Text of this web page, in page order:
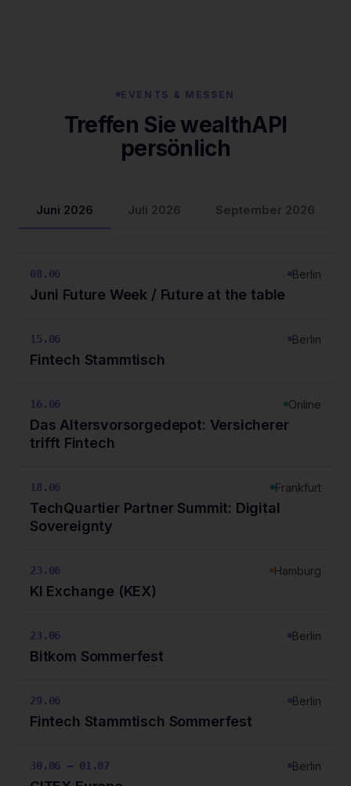
EVENTS & MESSEN
Treffen Sie wealthAPI
persönlich
Juni 2026 Juli 2026 September 2026
08.06
Juni Future Week / Future at the table
Berlin
15.06
Fintech Stammtisch
Berlin
16.06
Das Altersvorsorgedepot: Versicherer
trifft Fintech
Online
18.06
TechQuartier Partner Summit: Digital
Sovereignty
Frankfurt
23.06
KI Exchange (KEX)
Hamburg
23.06
Bitkom Sommerfest
Berlin
29.06
Fintech Stammtisch Sommerfest
Berlin
30.06 – 01.07 Berlin